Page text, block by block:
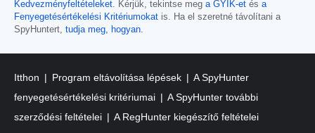
Kedvezményfeltételeket. Kérjük, tekintse meg a GYIK-et és a
Fenyegetésértékelési Kritériumokat is. Ha el szeretné távolítani a
SpyHuntert, tudja meg, hogyan.
Itthon Program eltávolítása lépések
A SpyHunter
fenyegetésértékelési kritériumai
A SpyHunter további
szerződési feltételei
A RegHunter kiegészítő feltételei